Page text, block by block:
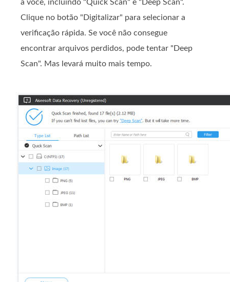
a você, incluindo "Quick Scan" e "Deep Scan".
Clique no botão "Digitalizar" para selecionar a
verificação rápida. Se você não consegue
encontrar arquivos perdidos, pode tentar "Deep
Scan". Mas levará muito mais tempo.